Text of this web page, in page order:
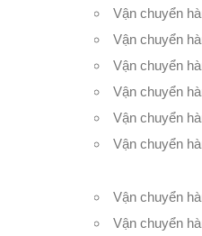
Vận chuyển
Vận chuyển
Vận chuyển
Vận chuyển
Vận chuyển
Vận chuyển
Vận chuyển
Vận chuyển